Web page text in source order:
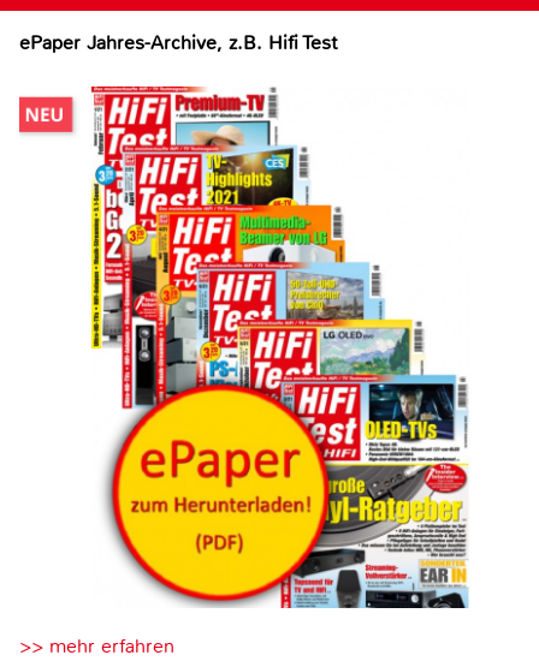
ePaper Jahres-Archive, z.B. Hifi Test
>> mehr erfahren